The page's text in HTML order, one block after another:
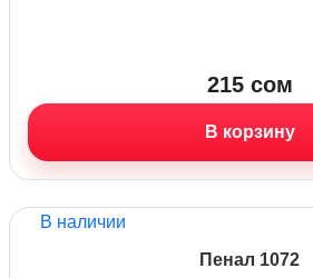
215 сом
В корзину
В наличии
Пенал 1072